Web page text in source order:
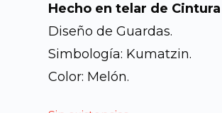
original
era:
Hecho en telar de Cintura
Diseño de Guardas.
Simbología: Kumatzin.
Color: Melón.